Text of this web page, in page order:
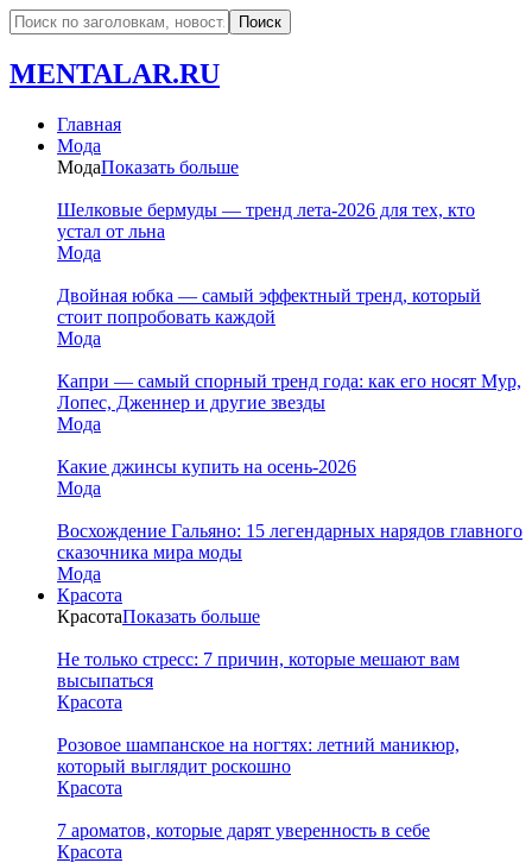
MENTALAR.RU
Главная
Мода
МодаПоказать больше
Шелковые бермуды — тренд лета-2026 для тех, кто
устал от льна
Мода
Двойная юбка — самый эффектный тренд, который
стоит попробовать каждой
Мода
Капри — самый спорный тренд года: как его носят Мур,
Лопес, Дженнер и другие звезды
Мода
Какие джинсы купить на осень-2026
Мода
Восхождение Гальяно: 15 легендарных нарядов главного
сказочника мира моды
Мода
Красота
КрасотаПоказать больше
Не только стресс: 7 причин, которые мешают вам
высыпаться
Красота
Розовое шампанское на ногтях: летний маникюр,
который выглядит роскошно
Красота
7 ароматов, которые дарят уверенность в себе
Красота